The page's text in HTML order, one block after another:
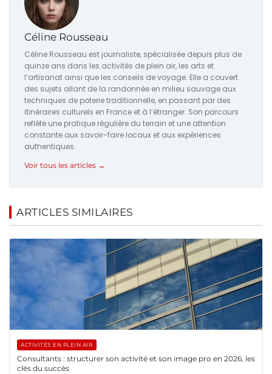
Céline Rousseau
Céline Rousseau est journaliste, spécialisée depuis plus de
quinze ans dans les activités de plein air, les arts et
l’artisanat ainsi que les conseils de voyage. Elle a couvert
des sujets allant de la randonnée en milieu sauvage aux
techniques de poterie traditionnelle, en passant par des
itinéraires culturels en France et à l’étranger. Son parcours
reflète une pratique régulière du terrain et une attention
constante aux savoir-faire locaux et aux expériences
authentiques.
Voir tous les articles →
ARTICLES SIMILAIRES
ACTIVITÉS EN PLEIN AIR
Consultants : structurer son activité et son image pro en 2026, les
clés du succès